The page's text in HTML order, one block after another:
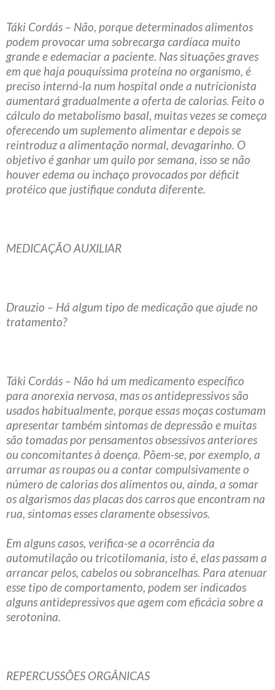
Táki Cordás – Não, porque determinados alimentos
podem provocar uma sobrecarga cardíaca muito
grande e edemaciar a paciente. Nas situações graves
em que haja pouquíssima proteína no organismo, é
preciso interná-la num hospital onde a nutricionista
aumentará gradualmente a oferta de calorias. Feito o
cálculo do metabolismo basal, muitas vezes se começa
oferecendo um suplemento alimentar e depois se
reintroduz a alimentação normal, devagarinho. O
objetivo é ganhar um quilo por semana, isso se não
houver edema ou inchaço provocados por déficit
protéico que justifique conduta diferente.
MEDICAÇÃO AUXILIAR
Drauzio – Há algum tipo de medicação que ajude no
tratamento?
Táki Cordás – Não há um medicamento específico
para anorexia nervosa, mas os antidepressivos são
usados habitualmente, porque essas moças costumam
apresentar também sintomas de depressão e muitas
são tomadas por pensamentos obsessivos anteriores
ou concomitantes à doença. Põem-se, por exemplo, a
arrumar as roupas ou a contar compulsivamente o
número de calorias dos alimentos ou, ainda, a somar
os algarismos das placas dos carros que encontram na
rua, sintomas esses claramente obsessivos.
Em alguns casos, verifica-se a ocorrência da
automutilação ou tricotilomania, isto é, elas passam a
arrancar pelos, cabelos ou sobrancelhas. Para atenuar
esse tipo de comportamento, podem ser indicados
alguns antidepressivos que agem com eficácia sobre a
serotonina.
REPERCUSSÕES ORGÂNICAS